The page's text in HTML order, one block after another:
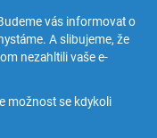
vás informovat o
A slibujeme, že
nezahltili vaše e-
možnost se kdykoli